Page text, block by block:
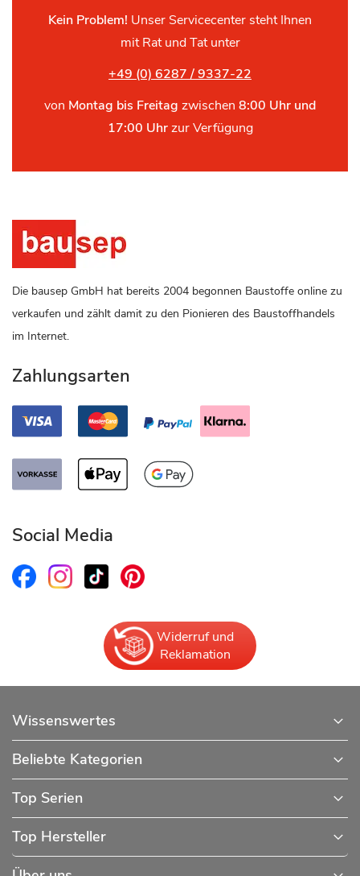
Kein Problem! Unser Servicecenter steht Ihnen
mit Rat und Tat unter
+49 (0) 6287 / 9337-22
von Montag bis Freitag zwischen 8:00 Uhr und
17:00 Uhrzur Verfügung
Die bausep GmbH hat bereits 2004 begonnen Baustoffe online zu
verkaufen und zählt damit zu den Pionieren des Baustoffhandels
im Internet.
Zahlungsarten
Social Media
Widerruf und
Reklamation
Wissenswertes
Beliebte Kategorien
Top Serien
Top Hersteller